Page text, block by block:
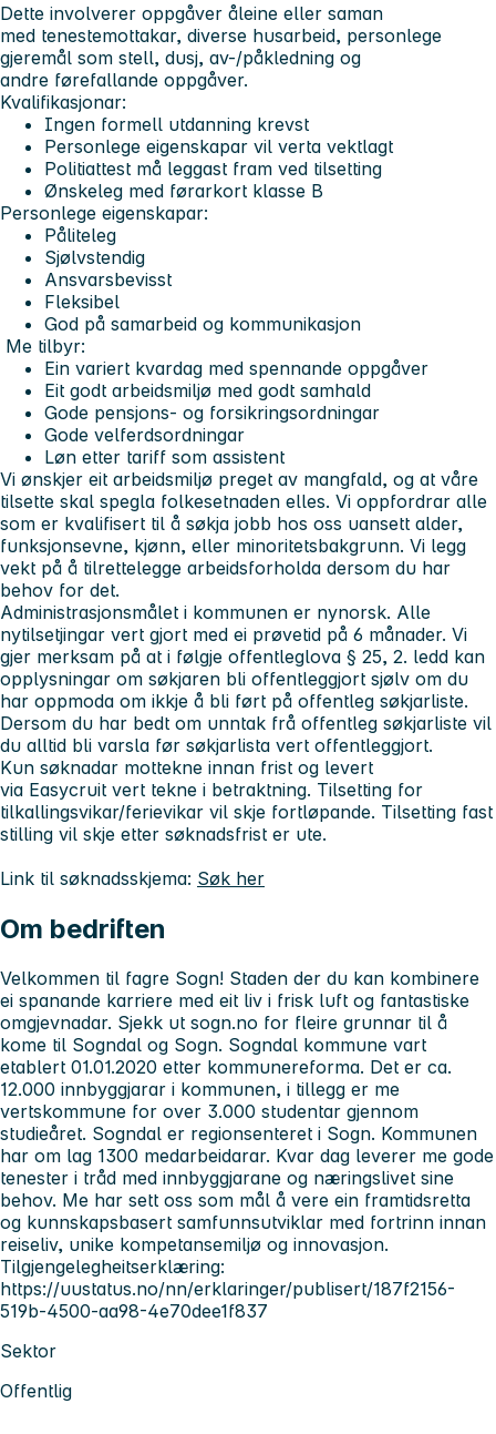
Dette involverer oppgåver åleine eller saman
med tenestemottakar, diverse husarbeid, personlege
gjeremål som stell, dusj, av-/påkledning og
andre førefallande oppgåver.
Kvalifikasjonar:
Ingen formell utdanning krevst
Personlege eigenskapar vil verta vektlagt
Politiattest må leggast fram ved tilsetting
Ønskeleg med førarkort klasse B
Personlege eigenskapar:
Påliteleg
Sjølvstendig
Ansvarsbevisst
Fleksibel
God på samarbeid og kommunikasjon
Me tilbyr:
Ein variert kvardag med spennande oppgåver
Eit godt arbeidsmiljø med godt samhald
Gode pensjons- og forsikringsordningar
Gode velferdsordningar
Løn etter tariff som assistent
Vi ønskjer eit arbeidsmiljø preget av mangfald, og at våre
tilsette skal spegla folkesetnaden elles. Vi oppfordrar alle
som er kvalifisert til å søkja jobb hos oss uansett alder,
funksjonsevne, kjønn, eller minoritetsbakgrunn. Vi legg
vekt på å tilrettelegge arbeidsforholda dersom du har
behov for det.
Administrasjonsmålet i kommunen er nynorsk. Alle
nytilsetjingar vert gjort med ei prøvetid på 6 månader. Vi
gjer merksam på at i følgje offentleglova § 25, 2. ledd kan
opplysningar om søkjaren bli offentleggjort sjølv om du
har oppmoda om ikkje å bli ført på offentleg søkjarliste.
Dersom du har bedt om unntak frå offentleg søkjarliste vil
du alltid bli varsla før søkjarlista vert offentleggjort.
Kun søknadar mottekne innan frist og levert
via Easycruit vert tekne i betraktning. Tilsetting for
tilkallingsvikar/ferievikar vil skje fortløpande. Tilsetting fast
stilling vil skje etter søknadsfrist er ute.
Link til søknadsskjema: Søk her
Om bedriften
Velkommen til fagre Sogn! Staden der du kan kombinere
ei spanande karriere med eit liv i frisk luft og fantastiske
omgjevnadar. Sjekk ut sogn.no for fleire grunnar til å
kome til Sogndal og Sogn. Sogndal kommune vart
etablert 01.01.2020 etter kommunereforma. Det er ca.
12.000 innbyggjarar i kommunen, i tillegg er me
vertskommune for over 3.000 studentar gjennom
studieåret. Sogndal er regionsenteret i Sogn. Kommunen
har om lag 1300 medarbeidarar. Kvar dag leverer me gode
tenester i tråd med innbyggjarane og næringslivet sine
behov. Me har sett oss som mål å vere ein framtidsretta
og kunnskapsbasert samfunnsutviklar med fortrinn innan
reiseliv, unike kompetansemiljø og innovasjon.
Tilgjengelegheitserklæring:
https://uustatus.no/nn/erklaringer/publisert/187f2156-
519b-4500-aa98-4e70dee1f837
Sektor
Offentlig